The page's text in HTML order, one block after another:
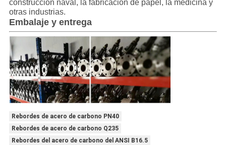
construcción naval, la fabricación de papel, la medicina y
otras industrias.
Embalaje y entrega
Rebordes de acero de carbono PN40
Rebordes de acero de carbono Q235
Rebordes del acero de carbono del ANSI B16.5